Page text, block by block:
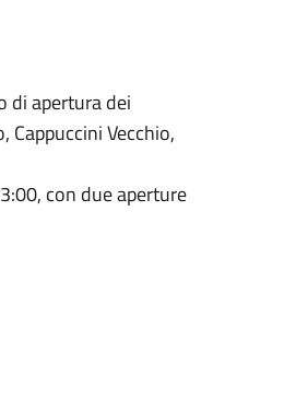
di apertura dei
Vecchio,
con due aperture